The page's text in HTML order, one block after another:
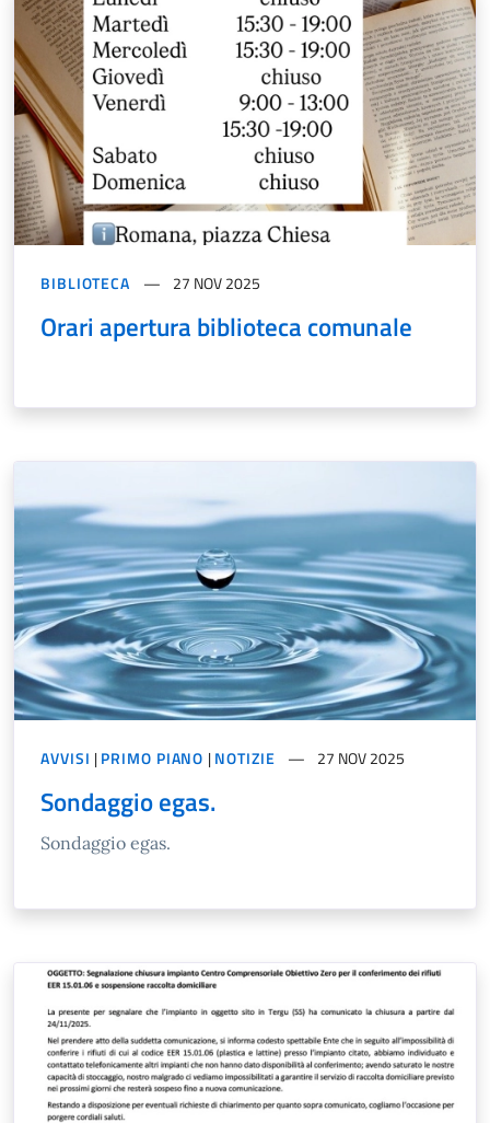
BIBLIOTECA 27 NOV 2025
Orari apertura biblioteca comunale
AVVISI |PRIMO PIANO |NOTIZIE 27 NOV 2025
Sondaggio egas.
Sondaggio egas.